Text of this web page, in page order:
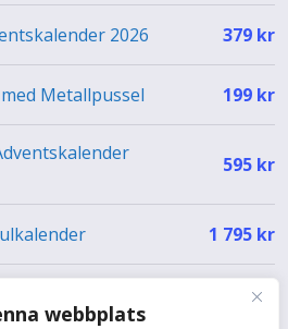
webbplats
2026 379 kr
Metallpussel 199 kr
595 kr
1 795 kr
499kr